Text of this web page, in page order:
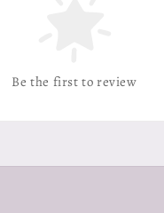
Be the first to review